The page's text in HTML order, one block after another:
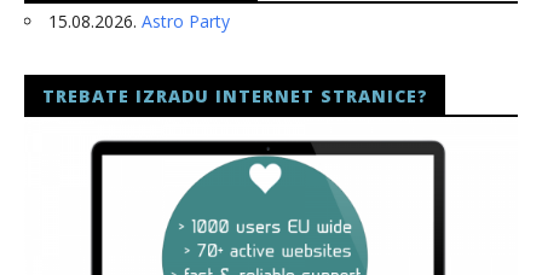
15.08.2026. Astro Party
TREBATE IZRADU INTERNET STRANICE?